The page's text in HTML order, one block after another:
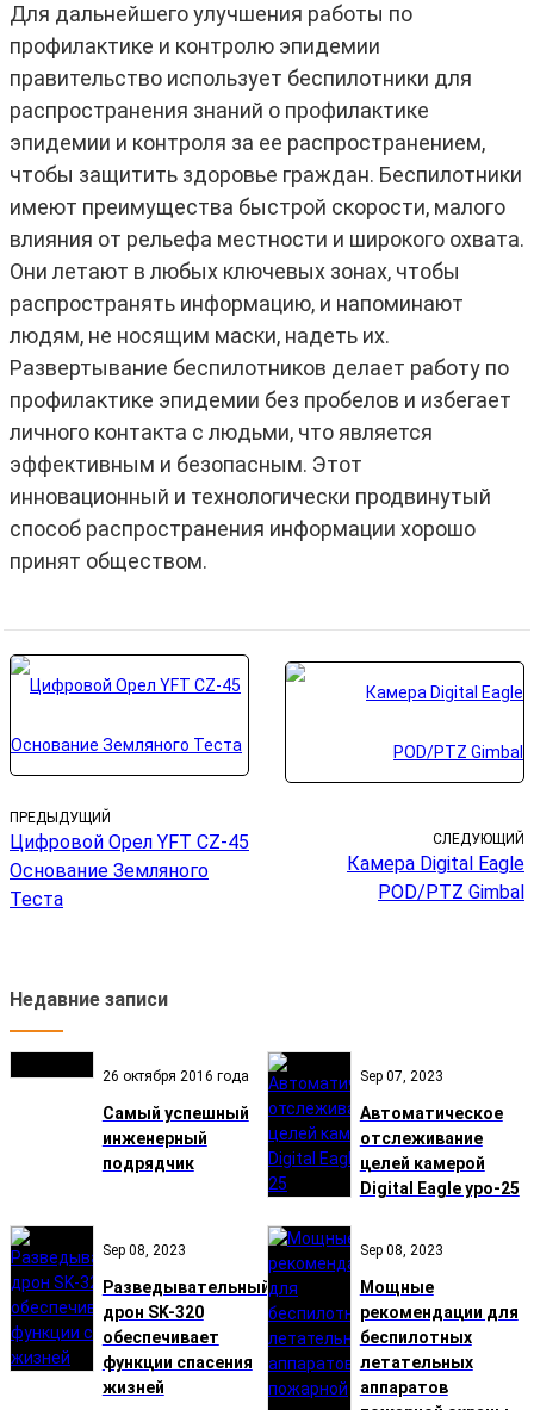
Для дальнейшего улучшения работы по
профилактике и контролю эпидемии
правительство использует беспилотники для
распространения знаний о профилактике
эпидемии и контроля за ее распространением,
чтобы защитить здоровье граждан. Беспилотники
имеют преимущества быстрой скорости, малого
влияния от рельефа местности и широкого охвата.
Они летают в любых ключевых зонах, чтобы
распространять информацию, и напоминают
людям, не носящим маски, надеть их.
Развертывание беспилотников делает работу по
профилактике эпидемии без пробелов и избегает
личного контакта с людьми, что является
эффективным и безопасным. Этот
инновационный и технологически продвинутый
способ распространения информации хорошо
принят обществом.
ПРЕДЫДУЩИЙ
Цифровой Орел YFT CZ-45
Основание Земляного
Теста
СЛЕДУЮЩИЙ
Камера Digital Eagle
POD/PTZ Gimbal
Недавние записи
26 октября 2016 года
Самый успешный
инженерный
подрядчик
Sep 07, 2023
Автоматическое
отслеживание
целей камерой
Digital Eagle ypo-25
Sep 08, 2023
Разведывательный
дрон SK-320
обеспечивает
функции спасения
жизней
Sep 08, 2023
Мощные
рекомендации для
беспилотных
летательных
аппаратов